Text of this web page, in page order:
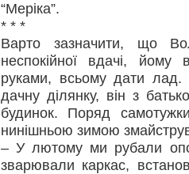
“Меріка”.
* * *
Варто зазначити, що
неспокійної вдачі, йому
руками, всьому дати
дачну ділянку, він з
будинок. Поряд
нинішньою зимою
– У лютому ми рубали
зварювали каркас,